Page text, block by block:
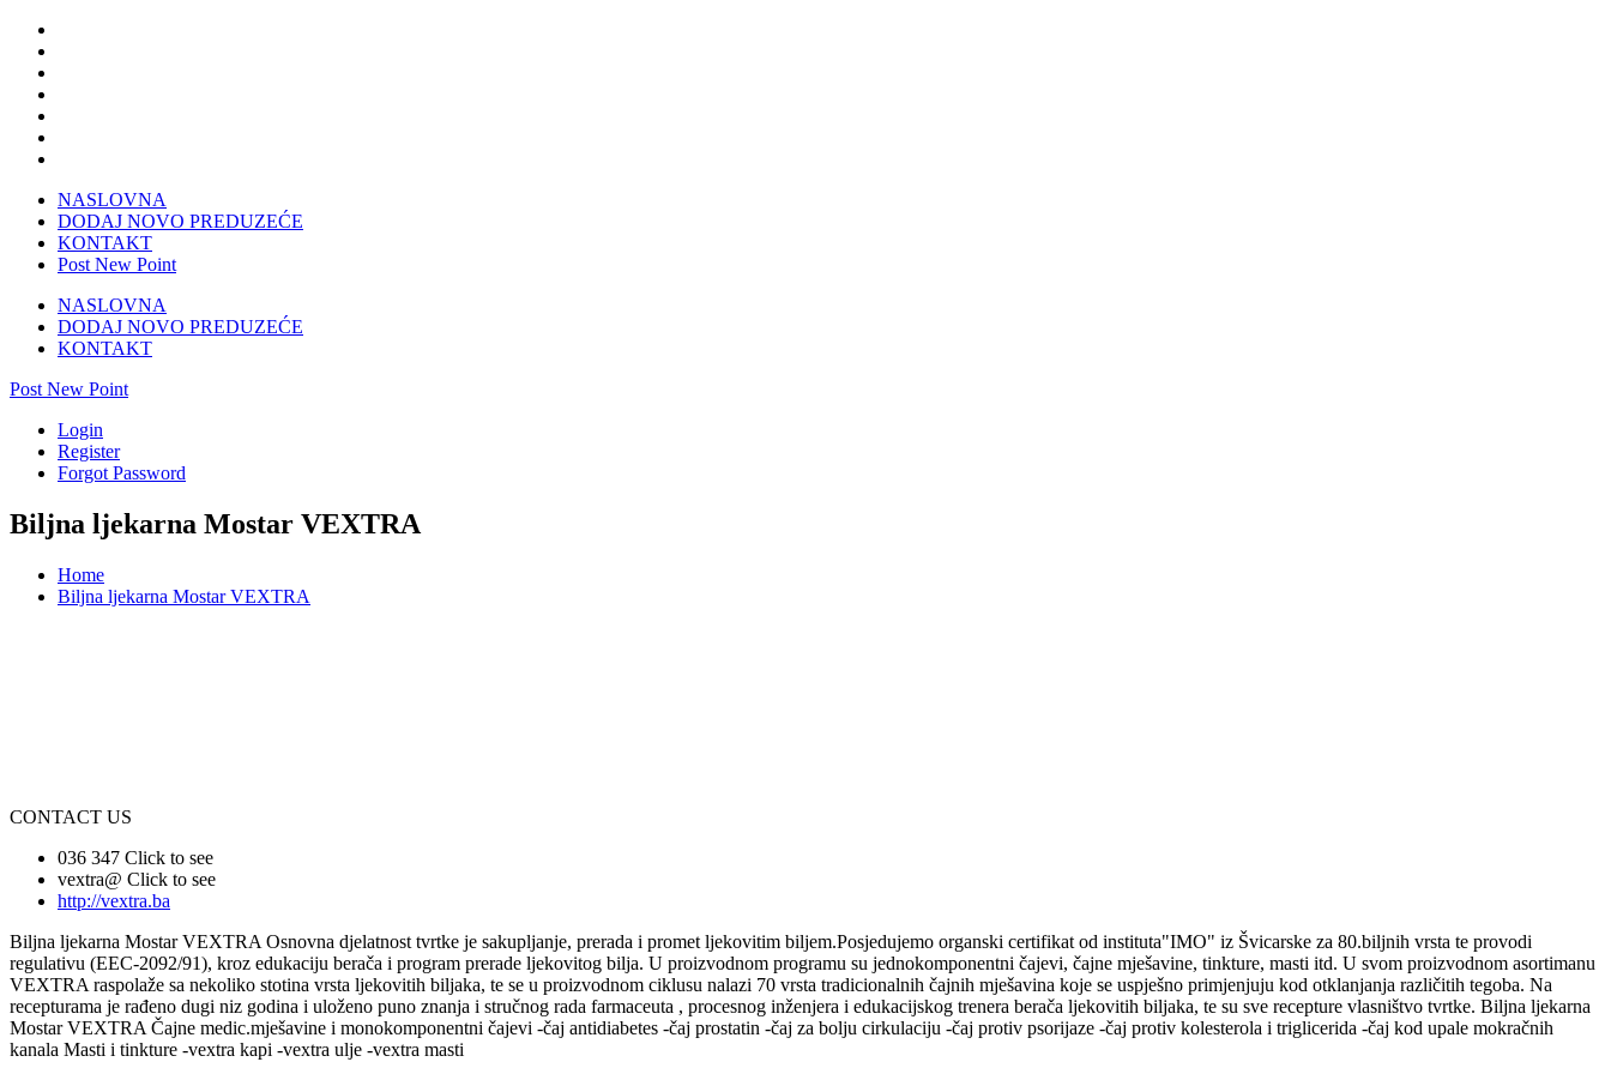
NASLOVNA
DODAJ NOVO PREDUZEĆE
KONTAKT
Post New Point
NASLOVNA
DODAJ NOVO PREDUZEĆE
KONTAKT
Post New Point
Login
Register
Forgot Password
Biljna ljekarna Mostar VEXTRA
Home
Biljna ljekarna Mostar VEXTRA
CONTACT US
036 347 Click to see
vextra@ Click to see
http://vextra.ba
Biljna ljekarna Mostar VEXTRA Osnovna djelatnost tvrtke je sakupljanje, prerada i promet ljekovitim biljem.Posjedujemo organski certifikat od instituta"IMO" iz Švicarske za 80.biljnih vrsta te provodi
regulativu (EEC-2092/91), kroz edukaciju berača i program prerade ljekovitog bilja. U proizvodnom programu su jednokomponentni čajevi, čajne mješavine, tinkture, masti itd. U svom proizvodnom asortimanu
VEXTRA raspolaže sa nekoliko stotina vrsta ljekovitih biljaka, te se u proizvodnom ciklusu nalazi 70 vrsta tradicionalnih čajnih mješavina koje se uspješno primjenjuju kod otklanjanja različitih tegoba. Na
recepturama je rađeno dugi niz godina i uloženo puno znanja i stručnog rada farmaceuta , procesnog inženjera i edukacijskog trenera berača ljekovitih biljaka, te su sve recepture vlasništvo tvrtke. Biljna ljekarna
Mostar VEXTRA Čajne medic.mješavine i monokomponentni čajevi -čaj antidiabetes -čaj prostatin -čaj za bolju cirkulaciju -čaj protiv psorijaze -čaj protiv kolesterola i triglicerida -čaj kod upale mokračnih
kanala Masti i tinkture -vextra kapi -vextra ulje -vextra masti